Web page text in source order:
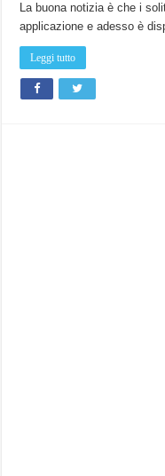
La buona notizia è che i
applicazione e adesso è
Leggi tutto